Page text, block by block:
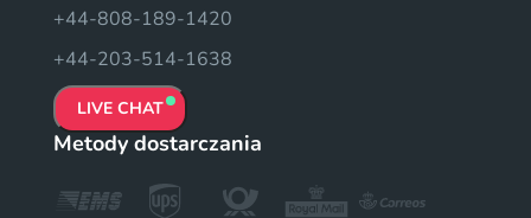
+44-808-189-1420
+44-203-514-1638
LIVE CHAT
Metody dostarczania